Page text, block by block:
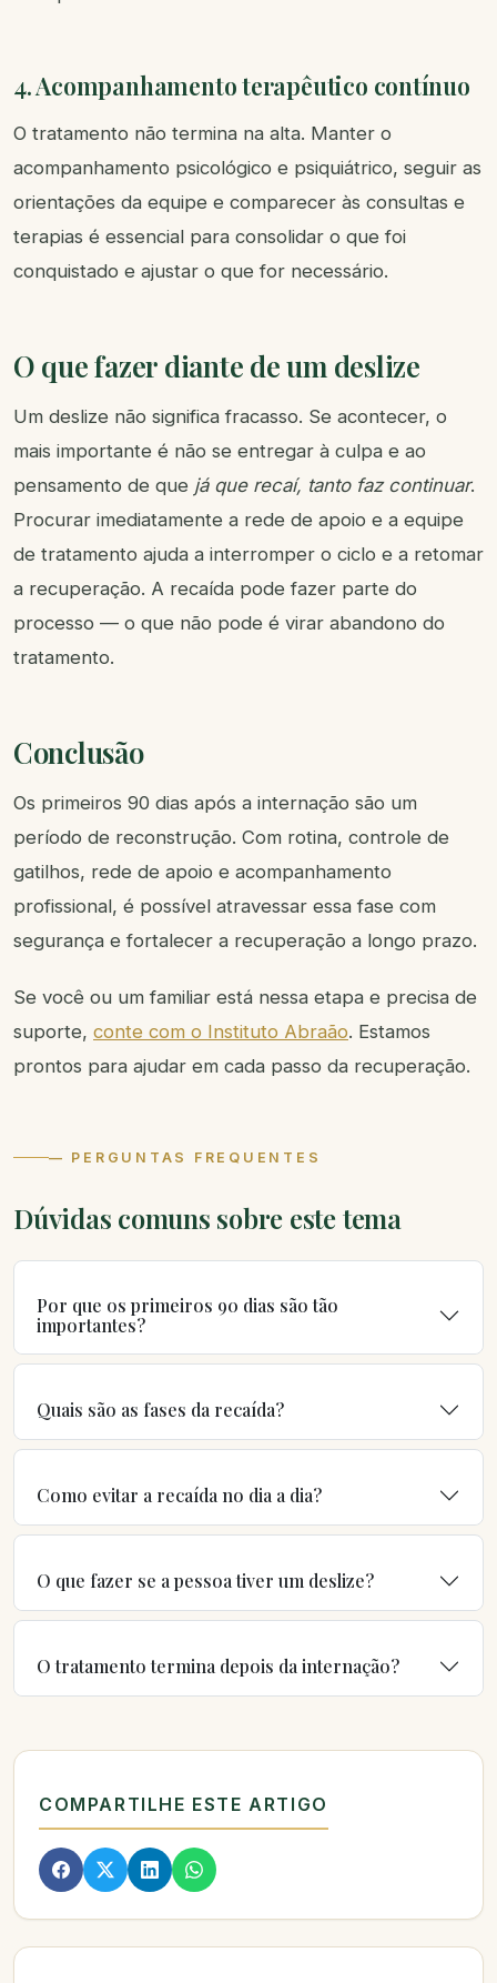
4. Acompanhamento terapêutico contínuo
O tratamento não termina na alta. Manter o
acompanhamento psicológico e psiquiátrico, seguir as
orientações da equipe e comparecer às consultas e
terapias é essencial para consolidar o que foi
conquistado e ajustar o que for necessário.
O que fazer diante de um deslize
Um deslize não significa fracasso. Se acontecer, o
mais importante é não se entregar à culpa e ao
pensamento de que já que recaí, tanto faz continuar.
Procurar imediatamente a rede de apoio e a equipe
de tratamento ajuda a interromper o ciclo e a retomar
a recuperação. A recaída pode fazer parte do
processo — o que não pode é virar abandono do
tratamento.
Conclusão
Os primeiros 90 dias após a internação são um
período de reconstrução. Com rotina, controle de
gatilhos, rede de apoio e acompanhamento
profissional, é possível atravessar essa fase com
segurança e fortalecer a recuperação a longo prazo.
Se você ou um familiar está nessa etapa e precisa de
suporte, conte com o Instituto Abraão. Estamos
prontos para ajudar em cada passo da recuperação.
— PERGUNTAS FREQUENTES
Dúvidas comuns sobre este tema
Por que os primeiros 90 dias são tão
importantes?
Quais são as fases da recaída?
Como evitar a recaída no dia a dia?
O que fazer se a pessoa tiver um deslize?
O tratamento termina depois da internação?
COMPARTILHE ESTE ARTIGO